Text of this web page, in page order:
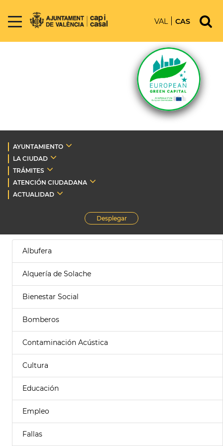
VAL CAS
AYUNTAMIENTO
LA CIUDAD
TRÁMITES
ATENCIÓN CIUDADANA
ACTUALIDAD
Desplegar
Albufera
Alquería de Solache
Bienestar Social
Bomberos
Contaminación Acústica
Cultura
Educación
Empleo
Fallas